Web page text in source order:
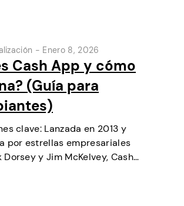
- Enero 8, 2026
Cash App y cómo
(Guía para
clave: Lanzada en 2013 y
por estrellas empresariales
Dorsey y Jim McKelvey, Cash